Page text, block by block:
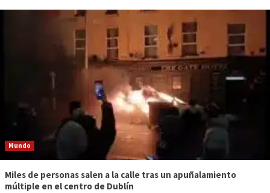
Mundo
Miles de personas salen a la calle tras un apuñalamiento
múltiple en el centro de Dublín